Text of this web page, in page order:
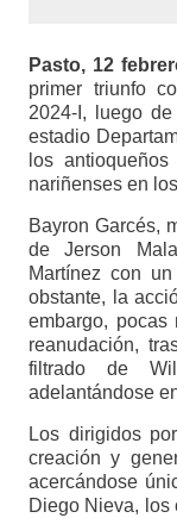
Pasto, 12
primer triunfo
2024-I, luego
estadio
los
nariñenses en
Bayron Garcés,
de Jerson
Martínez con
obstante, la
embargo,
reanudación,
filtrado de
adelantándose
Los dirigidos
creación y
acercándose
Diego Nieva, los